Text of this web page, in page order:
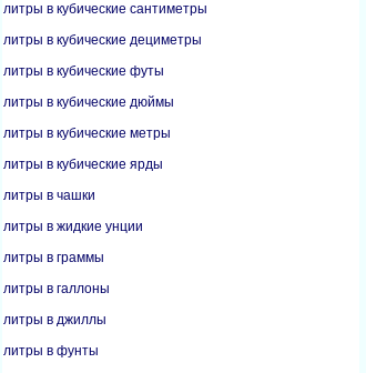
литры в кубические сантиметры
литры в кубические дециметры
литры в кубические футы
литры в кубические дюймы
литры в кубические метры
литры в кубические ярды
литры в чашки
литры в жидкие унции
литры в граммы
литры в галлоны
литры в джиллы
литры в фунты